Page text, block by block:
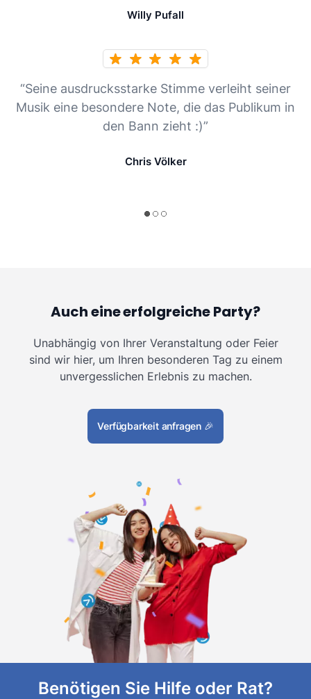
Willy Pufall
“Seine ausdrucksstarke Stimme verleiht seiner
Musik eine besondere Note, die das Publikum in
den Bann zieht :)”
Chris Völker
Auch eine erfolgreiche Party?
Unabhängig von Ihrer Veranstaltung oder Feier
sind wir hier, um Ihren besonderen Tag zu einem
unvergesslichen Erlebnis zu machen.
Verfügbarkeit anfragen 🎉
Benötigen Sie Hilfe oder Rat?